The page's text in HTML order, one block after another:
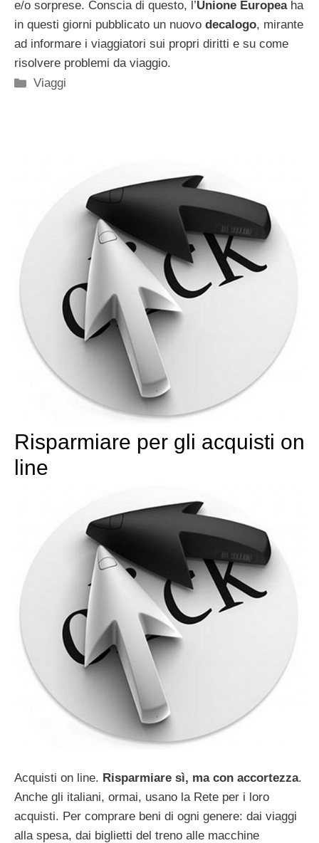
e/o sorprese. Conscia di questo, l’Unione Europeaha
in questi giorni pubblicato un nuovo decalogo, mirante
ad informare i viaggiatori sui propri diritti e su come
risolvere problemi da viaggio.
Categorie
Viaggi
Risparmiare per gli acquisti on
line
Acquisti on line. Risparmiare sì, ma con accortezza.
Anche gli italiani, ormai, usano la Rete per i loro
acquisti. Per comprare beni di ogni genere: dai viaggi
alla spesa, dai biglietti del treno alle macchine